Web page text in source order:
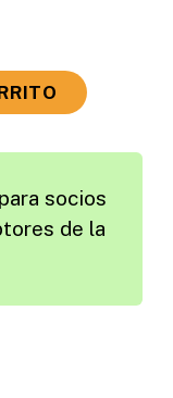
socios
de la